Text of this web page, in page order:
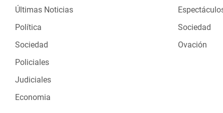
Últimas Noticias
Política
Sociedad
Policiales
Judiciales
Economia
Sociedad
Ovación